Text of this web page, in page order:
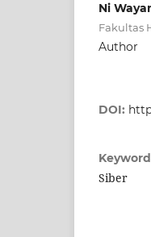
Ni
Fakultas
Author
DOI:
Siber